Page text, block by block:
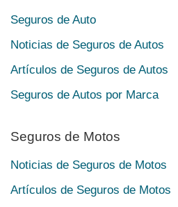
Seguros de Auto
Noticias de Seguros de Autos
Artículos de Seguros de Autos
Seguros de Autos por Marca
Seguros de Motos
Noticias de Seguros de Motos
Artículos de Seguros de Motos